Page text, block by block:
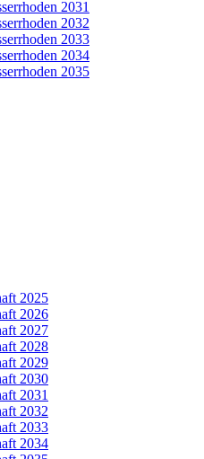
2031
2032
2033
2034
2035
2025
2026
2027
2028
2029
2030
2031
2032
2033
2034